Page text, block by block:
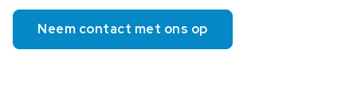
Neem contact met ons op